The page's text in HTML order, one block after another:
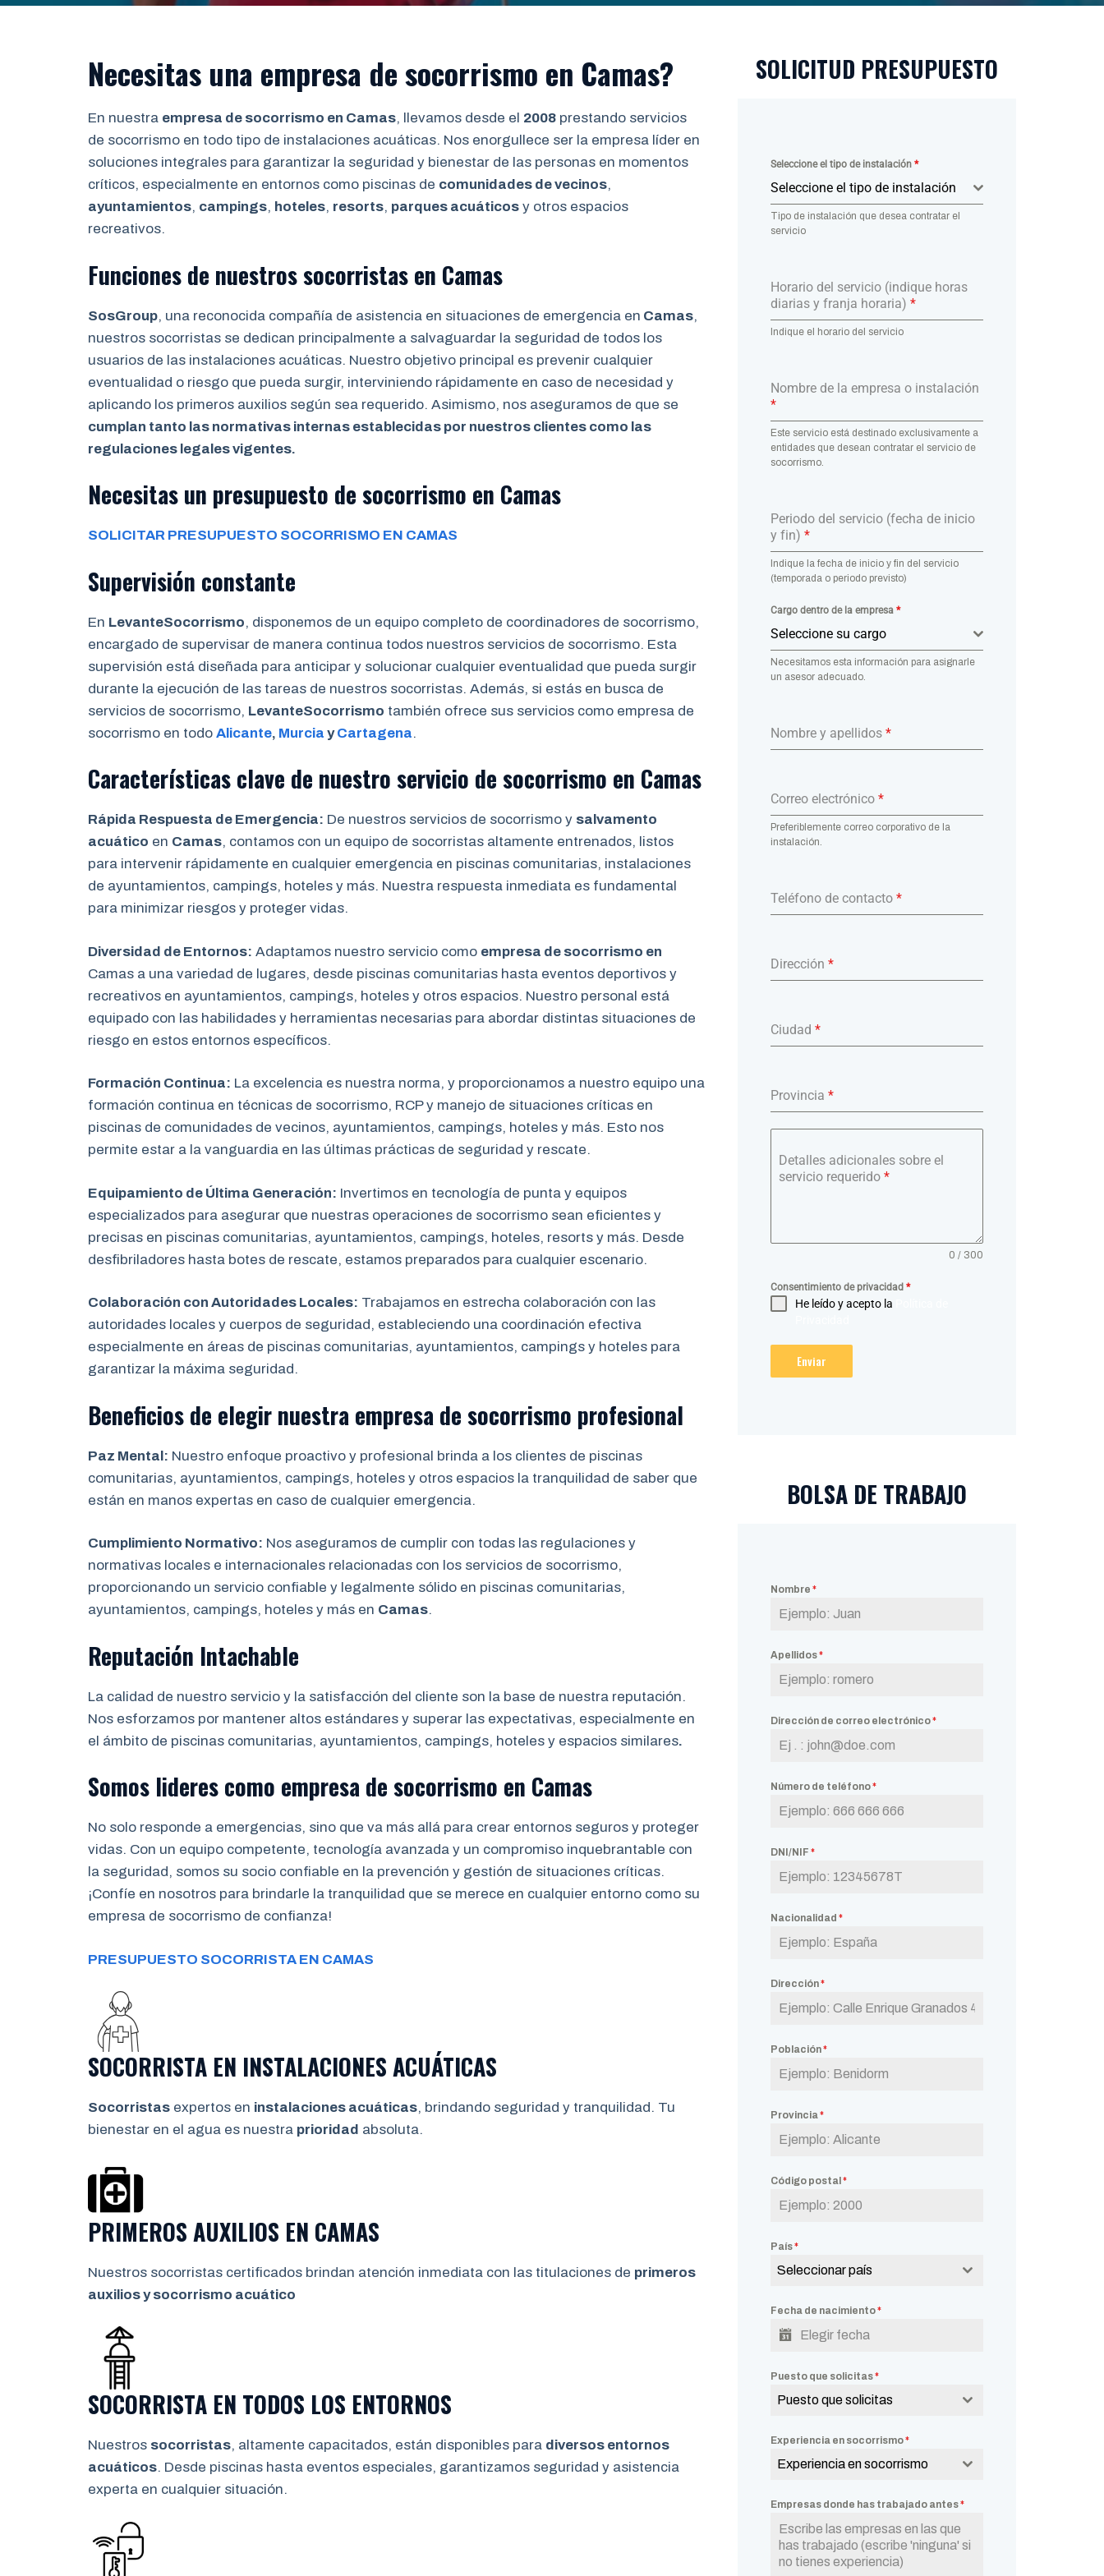
Necesitas una empresa de socorrismo en Camas?
En nuestra empresa de socorrismo en Camas, llevamos desde el 2008 prestando servicios
de socorrismo en todo tipo de instalaciones acuáticas. Nos enorgullece ser la empresa líder en
soluciones integrales para garantizar la seguridad y bienestar de las personas en momentos
críticos, especialmente en entornos como piscinas de comunidades de vecinos,
ayuntamientos, campings, hoteles, resorts, parques acuáticos y otros espacios
recreativos.
Funciones de nuestros socorristas en Camas
SosGroup, una reconocida compañía de asistencia en situaciones de emergencia en Camas,
nuestros socorristas se dedican principalmente a salvaguardar la seguridad de todos los
usuarios de las instalaciones acuáticas. Nuestro objetivo principal es prevenir cualquier
eventualidad o riesgo que pueda surgir, interviniendo rápidamente en caso de necesidad y
aplicando los primeros auxilios según sea requerido. Asimismo, nos aseguramos de que se
cumplan tanto las normativas internas establecidas por nuestros clientes como las
regulaciones legales vigentes.
Necesitas un presupuesto de socorrismo en Camas
SOLICITAR PRESUPUESTO SOCORRISMO EN CAMAS
Supervisión constante
En LevanteSocorrismo, disponemos de un equipo completo de coordinadores de socorrismo,
encargado de supervisar de manera continua todos nuestros servicios de socorrismo. Esta
supervisión está diseñada para anticipar y solucionar cualquier eventualidad que pueda surgir
durante la ejecución de las tareas de nuestros socorristas. Además, si estás en busca de
servicios de socorrismo, LevanteSocorrismo también ofrece sus servicios como empresa de
socorrismo en todo Alicante, Murcia yCartagena.
Características clave de nuestro servicio de socorrismo en Camas
Rápida Respuesta de Emergencia: De nuestros servicios de socorrismo y salvamento
acuático en Camas, contamos con un equipo de socorristas altamente entrenados, listos
para intervenir rápidamente en cualquier emergencia en piscinas comunitarias, instalaciones
de ayuntamientos, campings, hoteles y más. Nuestra respuesta inmediata es fundamental
para minimizar riesgos y proteger vidas.
Diversidad de Entornos: Adaptamos nuestro servicio como empresa de socorrismo en
Camas a una variedad de lugares, desde piscinas comunitarias hasta eventos deportivos y
recreativos en ayuntamientos, campings, hoteles y otros espacios. Nuestro personal está
equipado con las habilidades y herramientas necesarias para abordar distintas situaciones de
riesgo en estos entornos específicos.
Formación Continua: La excelencia es nuestra norma, y proporcionamos a nuestro equipo una
formación continua en técnicas de socorrismo, RCP y manejo de situaciones críticas en
piscinas de comunidades de vecinos, ayuntamientos, campings, hoteles y más. Esto nos
permite estar a la vanguardia en las últimas prácticas de seguridad y rescate.
Equipamiento de Última Generación: Invertimos en tecnología de punta y equipos
especializados para asegurar que nuestras operaciones de socorrismo sean eficientes y
precisas en piscinas comunitarias, ayuntamientos, campings, hoteles, resorts y más. Desde
desfibriladores hasta botes de rescate, estamos preparados para cualquier escenario.
Colaboración con Autoridades Locales: Trabajamos en estrecha colaboración con las
autoridades locales y cuerpos de seguridad, estableciendo una coordinación efectiva
especialmente en áreas de piscinas comunitarias, ayuntamientos, campings y hoteles para
garantizar la máxima seguridad.
Beneficios de elegir nuestra empresa de socorrismo profesional
Paz Mental: Nuestro enfoque proactivo y profesional brinda a los clientes de piscinas
comunitarias, ayuntamientos, campings, hoteles y otros espacios la tranquilidad de saber que
están en manos expertas en caso de cualquier emergencia.
Cumplimiento Normativo: Nos aseguramos de cumplir con todas las regulaciones y
normativas locales e internacionales relacionadas con los servicios de socorrismo,
proporcionando un servicio confiable y legalmente sólido en piscinas comunitarias,
ayuntamientos, campings, hoteles y más en Camas.
Reputación Intachable
La calidad de nuestro servicio y la satisfacción del cliente son la base de nuestra reputación.
Nos esforzamos por mantener altos estándares y superar las expectativas, especialmente en
el ámbito de piscinas comunitarias, ayuntamientos, campings, hoteles y espacios similares.
Somos lideres como empresa de socorrismo en Camas
No solo responde a emergencias, sino que va más allá para crear entornos seguros y proteger
vidas. Con un equipo competente, tecnología avanzada y un compromiso inquebrantable con
la seguridad, somos su socio confiable en la prevención y gestión de situaciones críticas.
¡Confíe en nosotros para brindarle la tranquilidad que se merece en cualquier entorno como su
empresa de socorrismo de confianza!
PRESUPUESTO SOCORRISTA EN CAMAS
SOCORRISTA EN INSTALACIONES ACUÁTICAS
Socorristas expertos en instalaciones acuáticas, brindando seguridad y tranquilidad. Tu
bienestar en el agua es nuestra prioridad absoluta.
PRIMEROS AUXILIOS EN CAMAS
Nuestros socorristas certificados brindan atención inmediata con las titulaciones de primeros
auxilios y socorrismo acuático
SOCORRISTA EN TODOS LOS ENTORNOS
Nuestros socorristas, altamente capacitados, están disponibles para diversos entornos
acuáticos. Desde piscinas hasta eventos especiales, garantizamos seguridad y asistencia
experta en cualquier situación.
SOLICITUD PRESUPUESTO
Seleccione el tipo de instalación *
Seleccione el tipo de instalación
Tipo de instalación que desea contratar el
servicio
Horario del servicio (indique horas
diarias y franja horaria) *
Indique el horario del servicio
Nombre de la empresa o instalación
*
Este servicio está destinado exclusivamente a
entidades que desean contratar el servicio de
socorrismo.
Periodo del servicio (fecha de inicio
y fin) *
Indique la fecha de inicio y fin del servicio
(temporada o periodo previsto)
Cargo dentro de la empresa *
Seleccione su cargo
Necesitamos esta información para asignarle
un asesor adecuado.
Nombre y apellidos *
Correo electrónico *
Preferiblemente correo corporativo de la
instalación.
Teléfono de contacto *
Dirección *
Ciudad *
Provincia *
Detalles adicionales sobre el
servicio requerido *
0 / 300
Consentimiento de privacidad *
He leído y acepto la
Enviar
BOLSA DE TRABAJO
Nombre *
Apellidos*
Dirección de correo electrónico*
Número de teléfono*
DNI/NIF *
Nacionalidad *
Dirección*
Población*
Provincia*
Código postal *
País*
Seleccionar país
Fecha de nacimiento*
Puesto que solicitas*
Puesto que solicitas
Experiencia en socorrismo*
Experiencia en socorrismo
Empresas donde has trabajado antes*